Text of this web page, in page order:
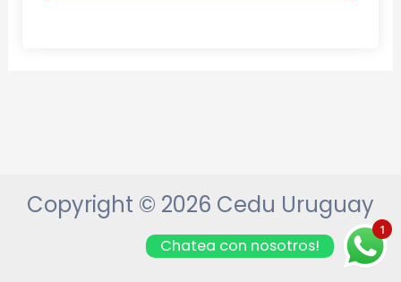
Copyright © 2026 Cedu Uruguay
1
Chatea con nosotros!